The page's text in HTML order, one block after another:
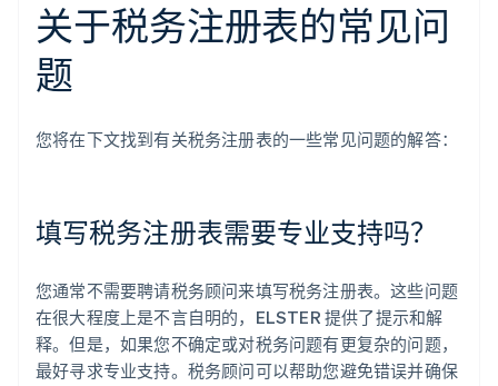
关于税务注册表的常见问
题
您将在下文找到有关税务注册表的一些常见问题的解答：
填写税务注册表需要专业支持吗？
您通常不需要聘请税务顾问来填写税务注册表。这些问题
在很大程度上是不言自明的，ELSTER 提供了提示和解
释。但是，如果您不确定或对税务问题有更复杂的问题，
最好寻求专业支持。税务顾问可以帮助您避免错误并确保